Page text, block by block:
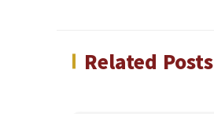
Related Posts